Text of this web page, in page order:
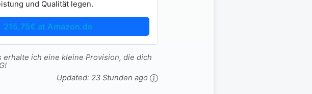
und Qualität legen.
215,75€ at Amazon.de
Updated: 23 Stunden ago
ich eine kleine Provision, die dich